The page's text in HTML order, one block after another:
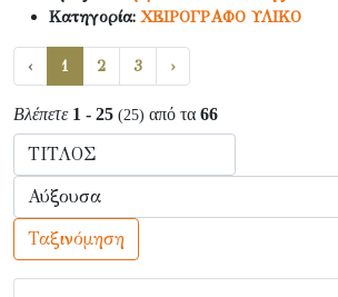
Κατηγορία:ΧΕΙΡΟΓΡΑΦΟ ΥΛΙΚΟ
‹ 1 2 3 ›
Βλέπετε 1 - 25 (25) από τα 66
Ταξινόμηση